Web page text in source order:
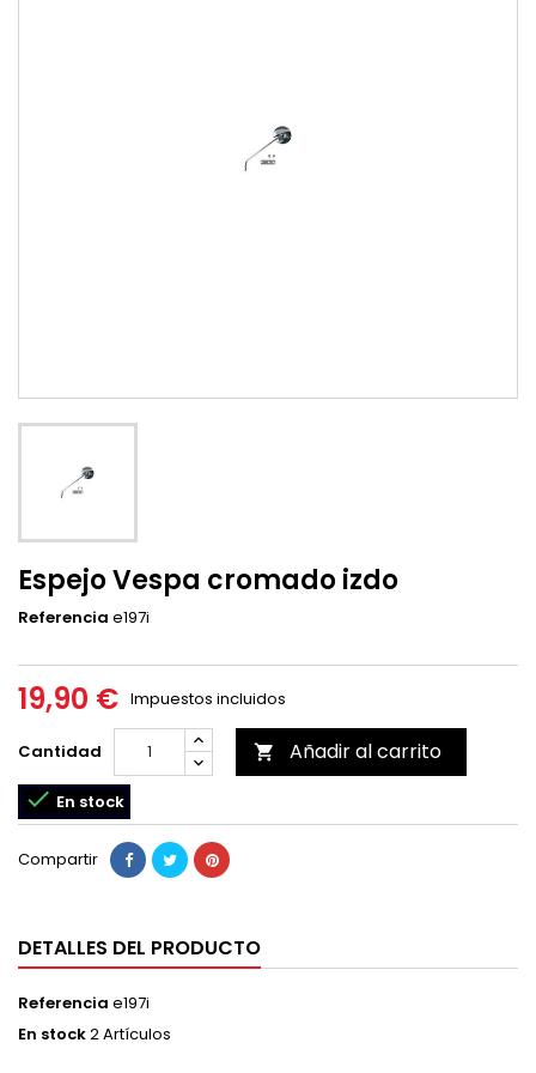
Espejo Vespa cromado izdo
Referencia e197i
19,90 € Impuestos incluidos
Cantidad  Añadir al carrito
 En stock
Compartir
DETALLES DEL PRODUCTO
Referencia e197i
En stock2 Artículos